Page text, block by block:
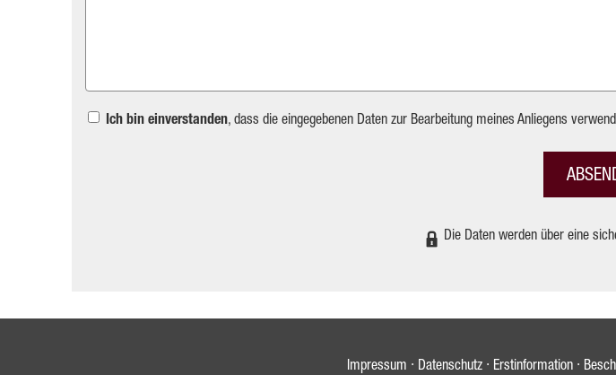
Ich bin einverstanden, dass die eingegebenen Daten zur Bearbeitung meines Anliegens
Die Daten werden über eine
Impressum · Datenschutz · Erstinformation ·